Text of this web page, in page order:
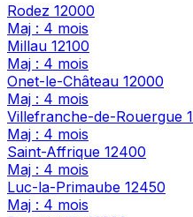
Rodez 12000
Maj : 4 mois
Millau 12100
Maj : 4 mois
Onet-le-Château 12000
Maj : 4 mois
Villefranche-de-Rouergue
Maj : 4 mois
Saint-Affrique 12400
Maj : 4 mois
Luc-la-Primaube 12450
Maj : 4 mois